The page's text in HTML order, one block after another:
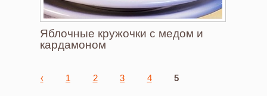
Яблочные кружочки с медом и
кардамоном
‹ 1 2 3 4 5